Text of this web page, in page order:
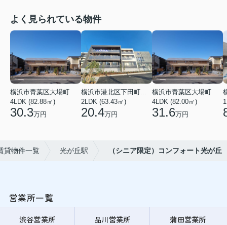
よく見られている物件
横浜市青葉区大場町
4LDK (82.88㎡)
30.3万円
横浜市港北区下田町２丁目
2LDK (63.43㎡)
20.4万円
横浜市青葉区大場町
4LDK (82.00㎡)
31.6万円
貸物件一覧 光が丘駅 （シニア限定）コンフォート光が丘
営業所一覧
渋谷営業所 品川営業所 蒲田営業所